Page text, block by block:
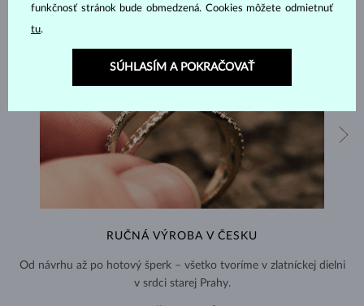
RUČNÁ VÝROBA V ČESKU
Od návrhu až po hotový šperk – všetko tvoríme v zlatníckej dielni
v srdci starej Prahy.
funkčnosť stránok bude obmedzená. Cookies môžete odmietnuť
tu.
SÚHLASÍM A POKRAČOVAŤ